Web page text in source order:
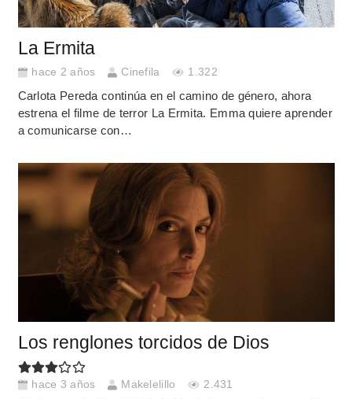
La Ermita
hace 2 años Cinefila 1.322
Carlota Pereda continúa en el camino de género, ahora
estrena el filme de terror La Ermita. Emma quiere aprender
a comunicarse con…
Los renglones torcidos de Dios
hace 3 años Makelelillo 2.431